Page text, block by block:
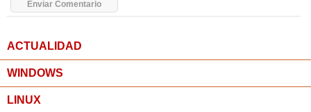
ACTUALIDAD
WINDOWS
LINUX